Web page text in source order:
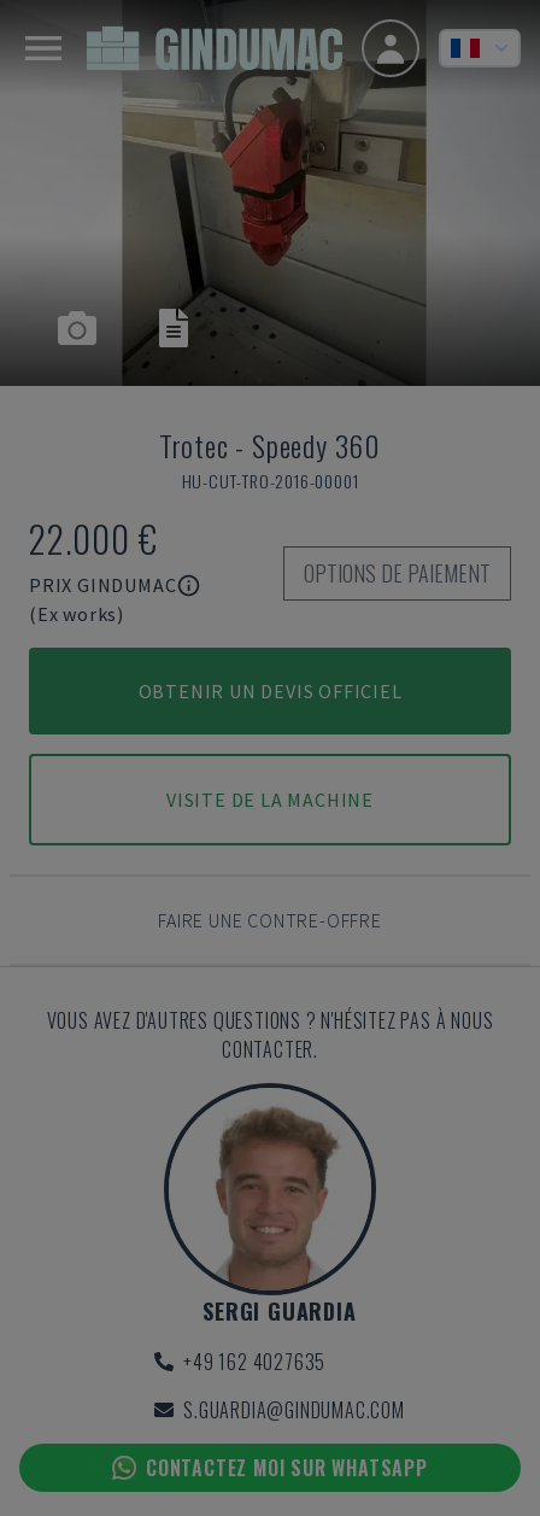
Trotec - Speedy 360
HU-CUT-TRO-2016-00001
22.000 €
PRIX GINDUMAC
(Ex works)
OPTIONS DE PAIEMENT
OBTENIR UN DEVIS OFFICIEL
VISITE DE LA MACHINE
FAIRE UNE CONTRE-OFFRE
VOUS AVEZ D'AUTRES QUESTIONS ? N'HÉSITEZ PAS À NOUS
CONTACTER.
SERGI GUARDIA
+49 162 4027635
S.GUARDIA@GINDUMAC.COM
CONTACTEZ MOI SUR WHATSAPP